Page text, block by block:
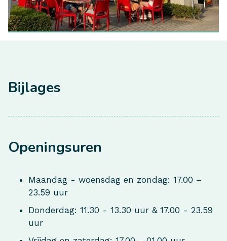
Bijlages
Openingsuren
Maandag - woensdag en zondag: 17.00 –
23.59 uur
Donderdag: 11.30 - 13.30 uur & 17.00 - 23.59
uur